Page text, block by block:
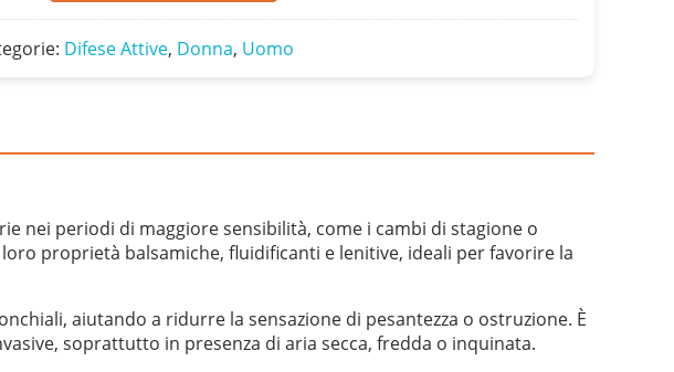
Difese Attive, Donna, Uomo
nei periodi di maggiore sensibilità, come i cambi di stagione o
proprietà balsamiche, fluidificanti e lenitive, ideali per favorire la
aiutando a ridurre la sensazione di pesantezza o ostruzione. È
soprattutto in presenza di aria secca, fredda o inquinata.